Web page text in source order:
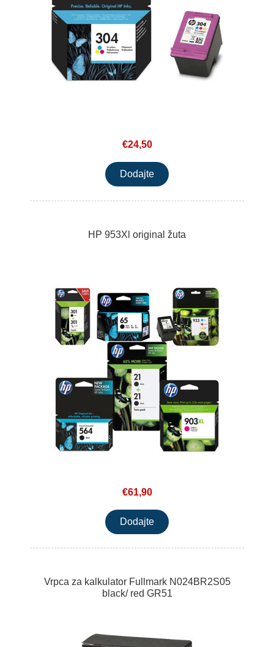
€24,50
HP 953Xl original žuta
€61,90
Vrpca za kalkulator Fullmark N024BR2S05
black/ red GR51